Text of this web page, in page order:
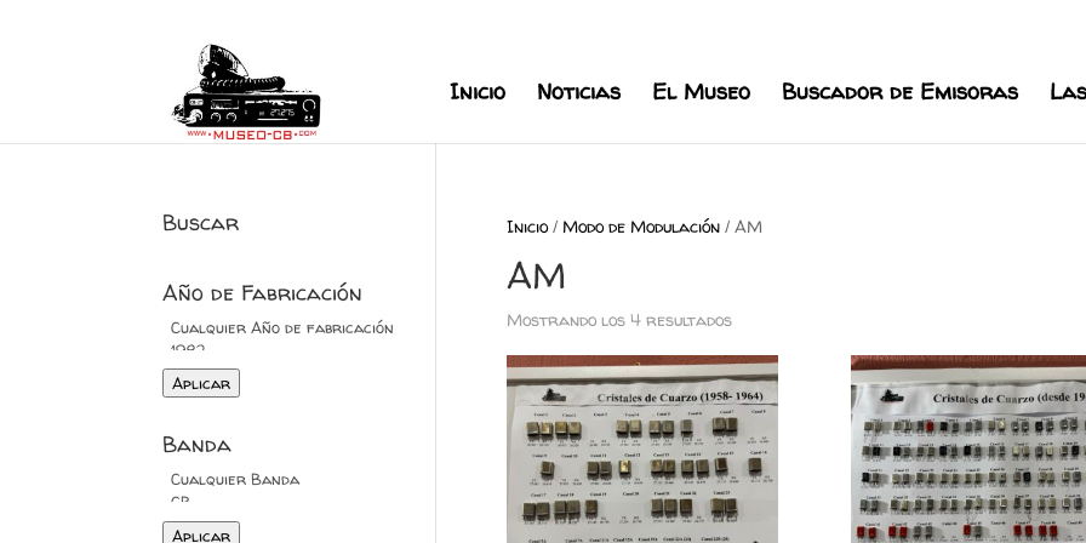
Inicio Noticias El Museo Buscador de Emisoras
Inicio/ Modo de Modulación/ AM
AM
Mostrando los 4 resultados
Buscar
Año de Fabricación
Aplicar
Banda
Aplicar